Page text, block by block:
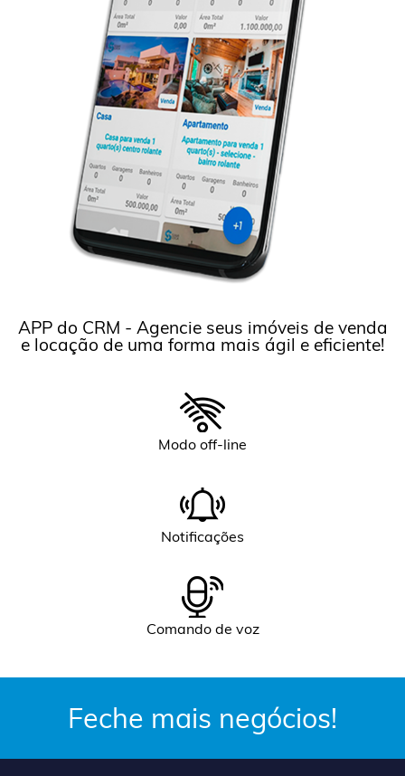
APP do CRM - Agencie seus imóveis de venda
e locação de uma forma mais ágil e eficiente!
Modo off-line
Notificações
Comando de voz
Feche mais negócios!